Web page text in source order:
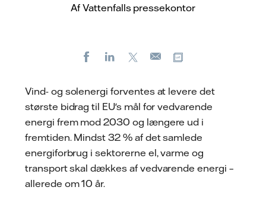
Af Vattenfalls pressekontor
FacebookLinkedIn
E-
Vind- og solenergi forventes at levere det
største bidrag til EU's mål for vedvarende
energi frem mod 2030 og længere ud i
fremtiden. Mindst 32 % af det samlede
energiforbrug i sektorerne el, varme og
transport skal dækkes af vedvarende energi –
allerede om 10 år.